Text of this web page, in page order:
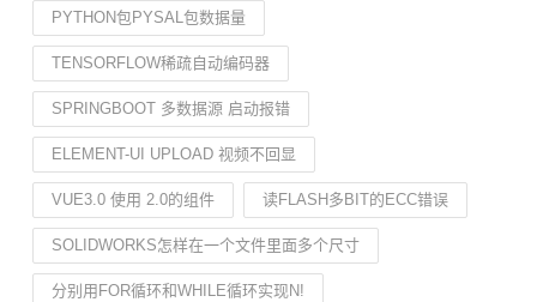
PYTHON包PYSAL包数据量
TENSORFLOW稀疏自动编码器
SPRINGBOOT 多数据源 启动报错
ELEMENT-UI UPLOAD 视频不回显
VUE3.0 使用 2.0的组件 读FLASH多BIT的ECC错误
SOLIDWORKS怎样在一个文件里面多个尺寸
分别用FOR循环和WHILE循环实现N!